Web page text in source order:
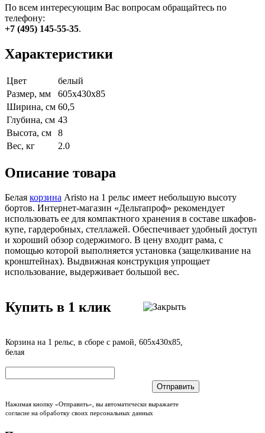
По всем интересующим Вас вопросам обращайтесь по
телефону:
+7 (495) 145-55-35.
Характеристики
Цвет
белый
Размер, мм
605x430x85
Ширина, см 60,5
Глубина, см 43
Высота, см
8
Вес, кг
2.0
Описание товара
Белая корзина Aristo на 1 рельс имеет небольшую высоту
бортов. Интернет-магазин «Дельтапроф» рекомендует
использовать ее для компактного хранения в составе шкафов-
купе, гардеробных, стеллажей. Обеспечивает удобный доступ
и хороший обзор содержимого. В цену входит рама, с
помощью которой выполняется установка (защелкивание на
кронштейнах). Выдвижная конструкция упрощает
использование, выдерживает большой вес.
Купить в 1 клик
Корзина на 1 рельс, в сборе с рамой, 605x430x85,
белая
Отправить
Нажимая кнопку «Отправить», вы автоматически выражаете
согласие на обработку своих персональных данных